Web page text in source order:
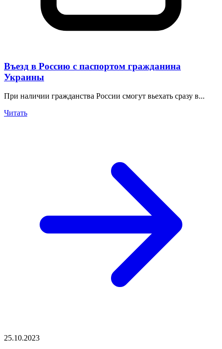
Въезд в Россию с паспортом гражданина
Украины
При наличии гражданства России смогут вьехать сразу в...
Читать
25.10.2023